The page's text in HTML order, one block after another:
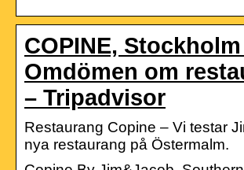
COPINE,
Omdömen om
– Tripadvisor
Restaurang Copine – Vi testar
nya restaurang på Östermalm.